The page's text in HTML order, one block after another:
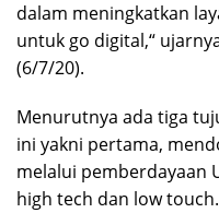
dalam meningkatkan
untuk go digital,“
(6/7/20).
Menurutnya ada tiga
ini yakni pertama,
melalui pemberdayaan
high tech dan low